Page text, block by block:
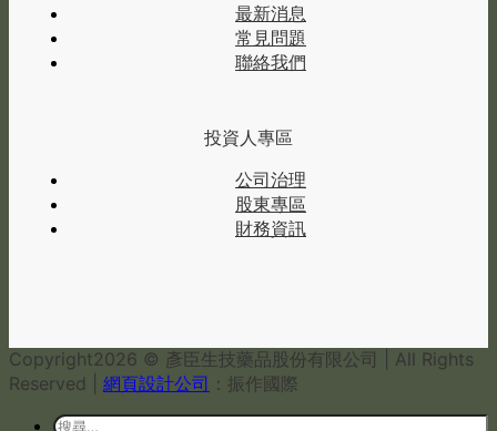
最新消息
常見問題
聯絡我們
投資人專區
公司治理
股東專區
財務資訊
Copyright2026 © 彥臣生技藥品股份有限公司 | All Rights
Reserved | 網頁設計公司 ：振作國際